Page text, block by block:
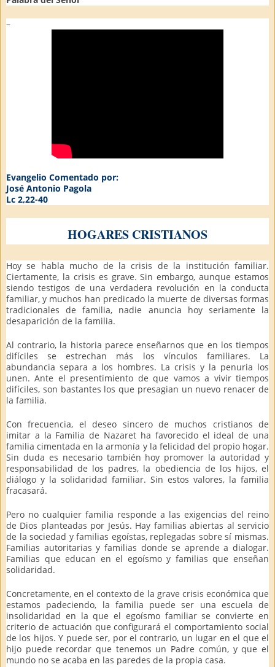
–
Evangelio Comentado por:
José Antonio Pagola
Lc 2,22-40
HOGARES CRISTIANOS
Hoy se habla mucho de la crisis de la institución familiar.
Ciertamente, la crisis es grave. Sin embargo, aunque estamos
siendo testigos de una verdadera revolución en la conducta
familiar, y muchos han predicado la muerte de diversas formas
tradicionales de familia, nadie anuncia hoy seriamente la
desaparición de la familia.
Al contrario, la historia parece enseñarnos que en los tiempos
difíciles se estrechan más los vínculos familiares. La
abundancia separa a los hombres. La crisis y la penuria los
unen. Ante el presentimiento de que vamos a vivir tiempos
difíciles, son bastantes los que presagian un nuevo renacer de
la familia.
Con frecuencia, el deseo sincero de muchos cristianos de
imitar a la Familia de Nazaret ha favorecido el ideal de una
familia cimentada en la armonía y la felicidad del propio hogar.
Sin duda es necesario también hoy promover la autoridad y
responsabilidad de los padres, la obediencia de los hijos, el
diálogo y la solidaridad familiar. Sin estos valores, la familia
fracasará.
Pero no cualquier familia responde a las exigencias del reino
de Dios planteadas por Jesús. Hay familias abiertas al servicio
de la sociedad y familias egoístas, replegadas sobre sí mismas.
Familias autoritarias y familias donde se aprende a dialogar.
Familias que educan en el egoísmo y familias que enseñan
solidaridad.
Concretamente, en el contexto de la grave crisis económica que
estamos padeciendo, la familia puede ser una escuela de
insolidaridad en la que el egoísmo familiar se convierte en
criterio de actuación que configurará el comportamiento social
de los hijos. Y puede ser, por el contrario, un lugar en el que el
hijo puede recordar que tenemos un Padre común, y que el
mundo no se acaba en las paredes de la propia casa.